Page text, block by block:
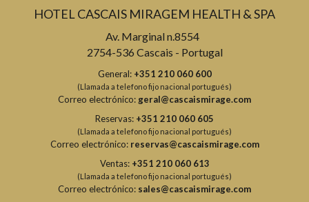
HOTEL CASCAIS MIRAGEM HEALTH & SPA
Av. Marginal n.8554
2754-536 Cascais - Portugal
General: +351 210 060 600
(Llamada a telefono fijo nacional portugués)
Correo electrónico:geral@cascaismirage.com
Reservas: +351 210 060 605
(Llamada a telefono fijo nacional portugués)
Correo electrónico: reservas@cascaismirage.com
Ventas: +351 210 060 613
(Llamada a telefono fijo nacional portugués)
Correo electrónico: sales@cascaismirage.com